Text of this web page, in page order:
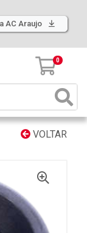
AC Araujo
0
VOLTAR